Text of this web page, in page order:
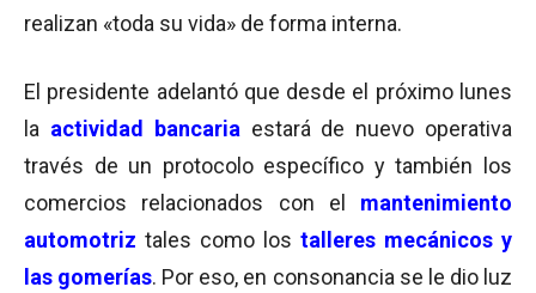
realizan «toda su vida» de forma interna.
El presidente adelantó que desde el próximo lunes
la actividad bancaria estará de nuevo operativa
través de un protocolo específico y también los
comercios relacionados con el mantenimiento
automotriz tales como los talleres mecánicos y
las gomerías. Por eso, en consonancia se le dio luz